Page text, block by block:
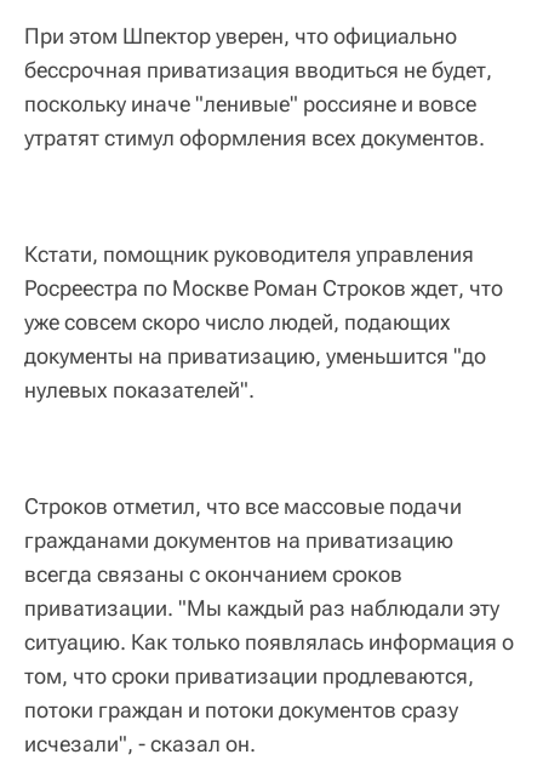
При этом Шпектор уверен, что официально
бессрочная приватизация вводиться не будет,
поскольку иначе "ленивые" россияне и вовсе
утратят стимул оформления всех документов.
Кстати, помощник руководителя управления
Росреестра по Москве Роман Строков ждет, что
уже совсем скоро число людей, подающих
документы на приватизацию, уменьшится "до
нулевых показателей".
Строков отметил, что все массовые подачи
гражданами документов на приватизацию
всегда связаны с окончанием сроков
приватизации. "Мы каждый раз наблюдали эту
ситуацию. Как только появлялась информация о
том, что сроки приватизации продлеваются,
потоки граждан и потоки документов сразу
исчезали", - сказал он.